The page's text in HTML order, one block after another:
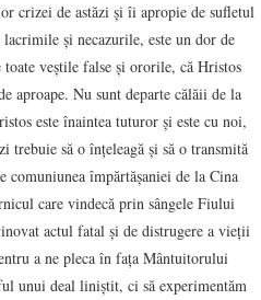
crizei de astăzi și îi apropie de sufletul
lacrimile și necazurile, este un dor de
veștile false și ororile, că Hristos
aproape. Nu sunt departe călăii de la
este înaintea tuturor și este cu noi,
trebuie să o înțeleagă și să o transmită
comuniunea împărtășaniei de la Cina
care vindecă prin sângele Fiului
actul fatal și de distrugere a vieții
a ne pleca în fața Mântuitorului
unui deal liniștit, ci să experimentăm